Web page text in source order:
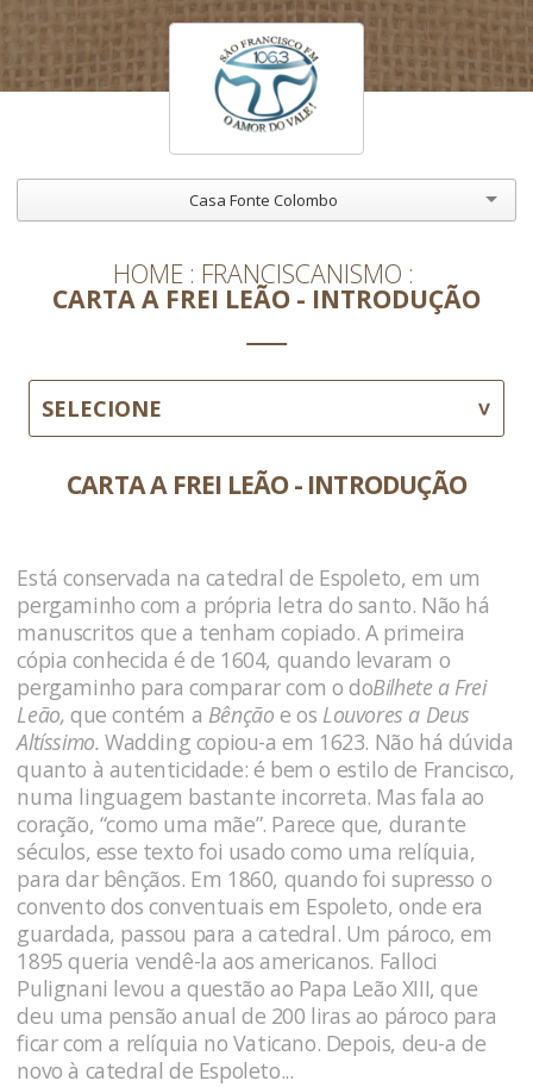
Casa Fonte Colombo
HOME FRANCISCANISMO
CARTA A FREI LEÃO - INTRODUÇÃO
SELECIONE
CARTA A FREI LEÃO - INTRODUÇÃO
Está conservada na catedral de Espoleto, em um
pergaminho com a própria letra do santo. Não há
manuscritos que a tenham copiado. A primeira
cópia conhecida é de 1604, quando levaram o
pergaminho para comparar com o doBilhete a Frei
Leão, que contém a Bênçãoe os Louvores a Deus
Altíssimo. Wadding copiou-a em 1623. Não há dúvida
quanto à autenticidade: é bem o estilo de Francisco,
numa linguagem bastante incorreta. Mas fala ao
coração, “como uma mãe”. Parece que, durante
séculos, esse texto foi usado como uma relíquia,
para dar bênçãos. Em 1860, quando foi supresso o
convento dos conventuais em Espoleto, onde era
guardada, passou para a catedral. Um pároco, em
1895 queria vendê-la aos americanos. Falloci
Pulignani levou a questão ao Papa Leão XIII, que
deu uma pensão anual de 200 liras ao pároco para
ficar com a relíquia no Vaticano. Depois, deu-a de
novo à catedral de Espoleto...